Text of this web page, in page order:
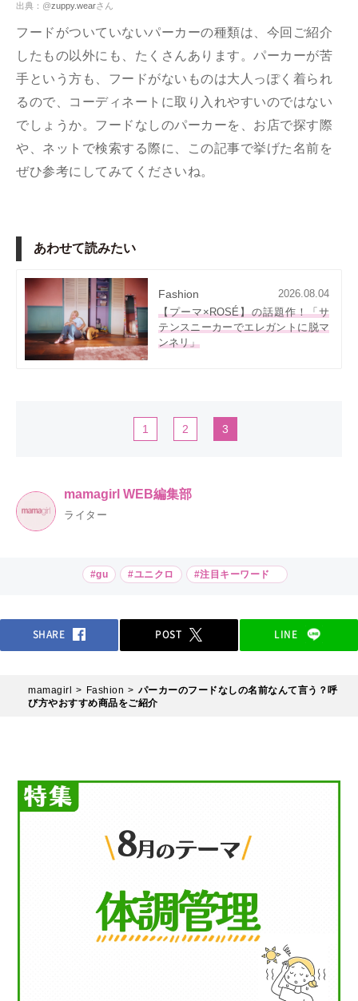
出典：@zuppy.wearさん
フードがついていないパーカーの種類は、今回ご紹介
したもの以外にも、たくさんあります。パーカーが苦
手という方も、フードがないものは大人っぽく着られ
るので、コーディネートに取り入れやすいのではない
でしょうか。フードなしのパーカーを、お店で探す際
や、ネットで検索する際に、この記事で挙げた名前を
ぜひ参考にしてみてくださいね。
あわせて読みたい
Fashion
2026.08.04
【プーマ×ROSÉ】の話題作！「サ
テンスニーカーでエレガントに脱マ
ンネリ」
1 2 3
mamagirl WEB編集部
ライター
#gu #ユニクロ #注目キーワード
SHARE POST LINE
mamagirl Fashion
パーカーのフードなしの名前なんて言う？呼
び方やおすすめ商品をご紹介